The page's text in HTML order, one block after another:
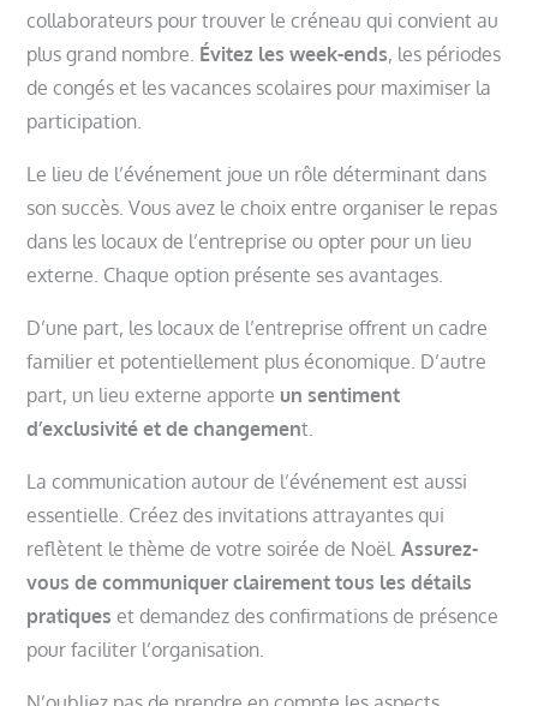
collaborateurs pour trouver le créneau qui convient au
plus grand nombre. Évitez les week-ends, les périodes
de congés et les vacances scolaires pour maximiser la
participation.
Le lieu de l’événement joue un rôle déterminant dans
son succès. Vous avez le choix entre organiser le repas
dans les locaux de l’entreprise ou opter pour un lieu
externe. Chaque option présente ses avantages.
D’une part, les locaux de l’entreprise offrent un cadre
familier et potentiellement plus économique. D’autre
part, un lieu externe apporte un sentiment
d’exclusivité et de changement.
La communication autour de l’événement est aussi
essentielle. Créez des invitations attrayantes qui
reflètent le thème de votre soirée de Noël.Assurez-
vous de communiquer clairement tous les détails
pratiques et demandez des confirmations de présence
pour faciliter l’organisation.